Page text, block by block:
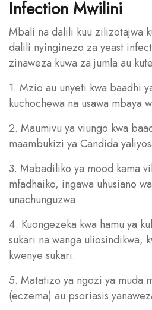
Infection Mwilini
Mbali na dalili kuu zilizotajwa
dalili nyinginezo za yeast
zinaweza kuwa za jumla au
1. Mzio au unyeti kwa baadhi
kuchochewa na usawa mbaya
2. Maumivu ya viungo kwa
maambukizi ya Candida
3. Mabadiliko ya mood kama
mfadhaiko, ingawa uhusiano
unachunguzwa.
4. Kuongezeka kwa hamu ya
sukari na wanga uliosindikwa,
kwenye sukari.
5. Matatizo ya ngozi ya muda
(eczema) au psoriasis